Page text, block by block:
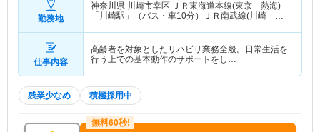
勤務地
神奈川県 川崎市幸区 ＪＲ東海道本線(東京－熱海)
「川崎駅」（バス・車10分）ＪＲ南武線(川崎－立
仕事内容
高齢者を対象としたリハビリ業務全般。日常生活を
行う上での基本動作のサポートをし…
残業少なめ 積極採用中